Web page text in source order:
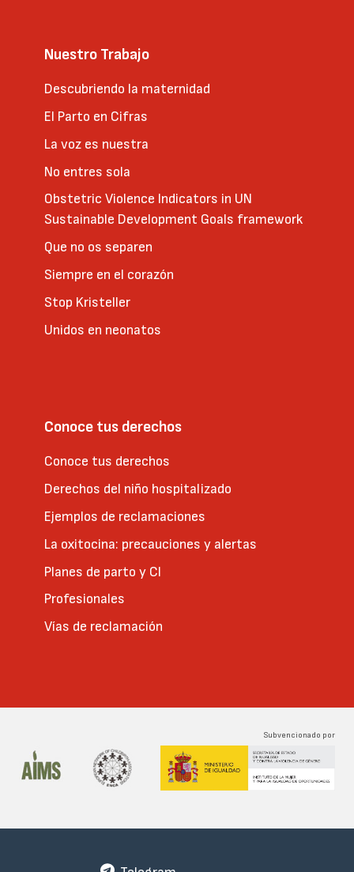
Nuestro Trabajo
Descubriendo la maternidad
El Parto en Cifras
La voz es nuestra
No entres sola
Obstetric Violence Indicators in UN
Sustainable Development Goals framework
Que no os separen
Siempre en el corazón
Stop Kristeller
Unidos en neonatos
Conoce tus derechos
Conoce tus derechos
Derechos del niño hospitalizado
Ejemplos de reclamaciones
La oxitocina: precauciones y alertas
Planes de parto y CI
Profesionales
Vías de reclamación
Subvencionado por